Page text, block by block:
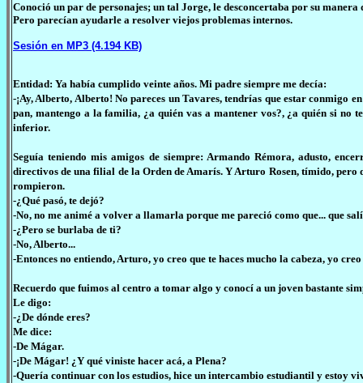
Conoció un par de personajes; un tal Jorge, le desconcertaba por su
Pero parecían ayudarle a resolver viejos problemas internos.
Sesión en MP3 (4.194 KB)
Entidad: Ya había cumplido veinte años. Mi padre siempre me decía:
-¡Ay, Alberto, Alberto! No pareces un Tavares, tendrías que estar conmigo
pan, mantengo a la familia, ¿a quién vas a mantener vos?, ¿a quién si no
inferior.
Seguía teniendo mis amigos de siempre: Armando Rémora, adusto,
directivos de una filial de la Orden de Amarís. Y Arturo Rosen, tímido,
rompieron.
-¿Qué pasó, te dejó?
-No, no me animé a volver a llamarla porque me pareció como que... que
-¿Pero se burlaba de ti?
-No, Alberto...
-Entonces no entiendo, Arturo, yo creo que te haces mucho la cabeza, yo
Recuerdo que fuimos al centro a tomar algo y conocí a un joven bastante
Le digo:
-¿De dónde eres?
Me dice:
-De Mágar.
-¡De Mágar! ¿Y qué viniste hacer acá, a Plena?
-Quería continuar con los estudios, hice un intercambio estudiantil y estoy